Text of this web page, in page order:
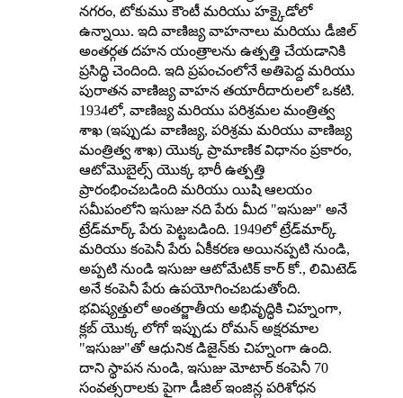
నగరం, టోకుము కౌంటీ మరియు హక్కైడోలో
ఉన్నాయి. ఇది వాణిజ్య వాహనాలు మరియు డీజిల్
అంతర్గత దహన యంత్రాలను ఉత్పత్తి చేయడానికి
ప్రసిద్ధి చెందింది. ఇది ప్రపంచంలోనే అతిపెద్ద మరియు
పురాతన వాణిజ్య వాహన తయారీదారులలో ఒకటి.
1934లో, వాణిజ్య మరియు పరిశ్రమల మంత్రిత్వ
శాఖ (ఇప్పుడు వాణిజ్య, పరిశ్రమ మరియు వాణిజ్య
మంత్రిత్వ శాఖ) యొక్క ప్రామాణిక విధానం ప్రకారం,
ఆటోమొబైల్స్ యొక్క భారీ ఉత్పత్తి
ప్రారంభించబడింది మరియు యిషి ఆలయం
సమీపంలోని ఇసుజు నది పేరు మీద "ఇసుజు" అనే
ట్రేడ్‌మార్క్ పేరు పెట్టబడింది. 1949లో ట్రేడ్‌మార్క్
మరియు కంపెనీ పేరు ఏకీకరణ అయినప్పటి నుండి,
అప్పటి నుండి ఇసుజు ఆటోమేటిక్ కార్ కో., లిమిటెడ్
అనే కంపెనీ పేరు ఉపయోగించబడుతోంది.
భవిష్యత్తులో అంతర్జాతీయ అభివృద్ధికి చిహ్నంగా,
క్లబ్ యొక్క లోగో ఇప్పుడు రోమన్ అక్షరమాల
"ఇసుజు"తో ఆధునిక డిజైన్‌కు చిహ్నంగా ఉంది.
దాని స్థాపన నుండి, ఇసుజు మోటార్ కంపెనీ 70
సంవత్సరాలకు పైగా డీజిల్ ఇంజిన్ల పరిశోధన